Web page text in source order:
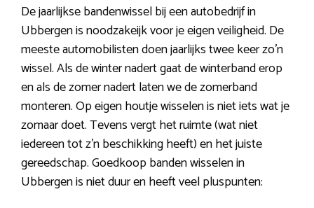
De jaarlijkse bandenwissel bij een autobedrijf in
Ubbergen is noodzakeijk voor je eigen veiligheid. De
meeste automobilisten doen jaarlijks twee keer zo’n
wissel. Als de winter nadert gaat de winterband erop
en als de zomer nadert laten we de zomerband
monteren. Op eigen houtje wisselen is niet iets wat je
zomaar doet. Tevens vergt het ruimte (wat niet
iedereen tot z’n beschikking heeft) en het juiste
gereedschap. Goedkoop banden wisselen in
Ubbergen is niet duur en heeft veel pluspunten: